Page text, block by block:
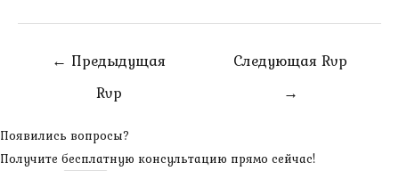
Навигация
← Предыдущая
Rvp
Следующая Rvp
→
Появились вопросы?
Получите бесплатную консультацию прямо сейчас!